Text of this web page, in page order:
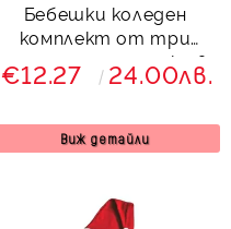
Бебешки коледен
комплект от три
части със сърнички в
червено
€12.27 24.00лв.
Виж детайли